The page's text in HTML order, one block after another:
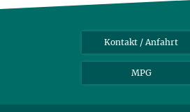
Kontakt / Anfahrt
MPG